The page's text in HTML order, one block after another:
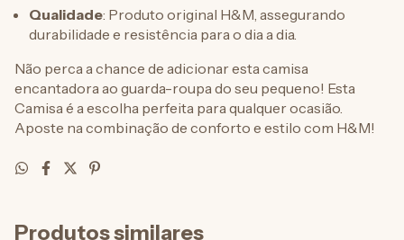
Qualidade: Produto original H&M, assegurando
durabilidade e resistência para o dia a dia.
Não perca a chance de adicionar esta camisa
encantadora ao guarda-roupa do seu pequeno! Esta
Camisa é a escolha perfeita para qualquer ocasião.
Aposte na combinação de conforto e estilo com H&M!
Produtos similares